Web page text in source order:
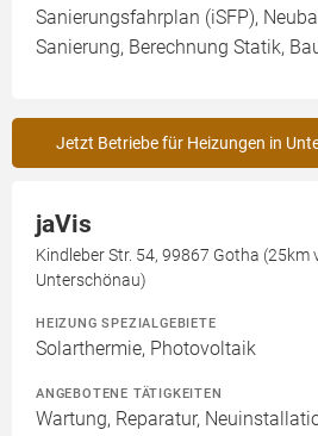
Sanierungsfahrplan (iSFP),
Sanierung, Berechnung Statik,
Jetzt Betriebe für Heizungen in
jaVis
Kindleber Str. 54, 99867 Gotha (25km
Unterschönau)
HEIZUNG SPEZIALGEBIETE
Solarthermie, Photovoltaik
ANGEBOTENE TÄTIGKEITEN
Wartung, Reparatur,